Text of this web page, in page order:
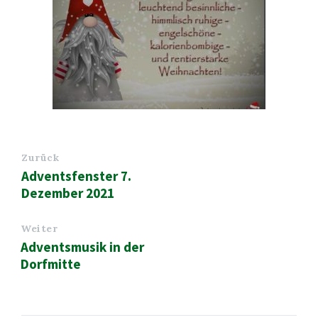
Zurück
Adventsfenster 7.
Dezember 2021
Weiter
Adventsmusik in der
Dorfmitte